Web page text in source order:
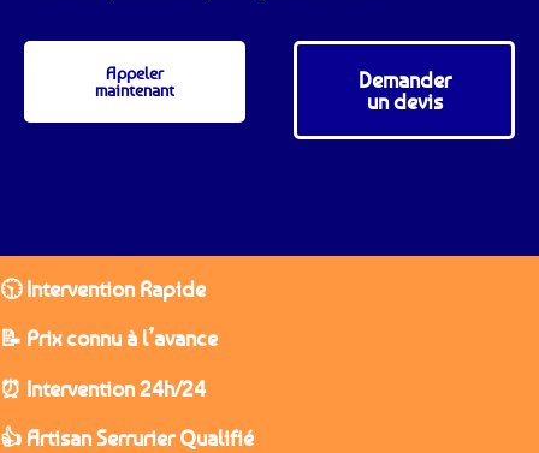
Appeler
maintenant
Demander
un devis
🕥 Intervention Rapide
📝 Prix connu à l’avance
⏰ Intervention 24h/24
👍 Artisan Serrurier Qualifié